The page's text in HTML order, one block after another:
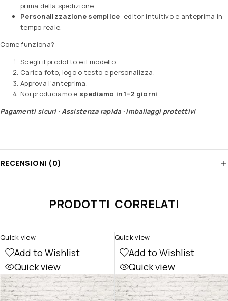
prima della spedizione.
Personalizzazione semplice: editor intuitivo e anteprima in
tempo reale.
Come funziona?
Scegli il prodotto e il modello.
Carica foto, logo o testo e personalizza.
Approva l’anteprima.
Noi produciamo e spediamo in 1–2 giorni.
Pagamenti sicuri · Assistenza rapida · Imballaggi protettivi
RECENSIONI (0)
PRODOTTI CORRELATI
Add to Wishlist
Quick view
Quick view
Add to Wishlist
Quick view
Quick view